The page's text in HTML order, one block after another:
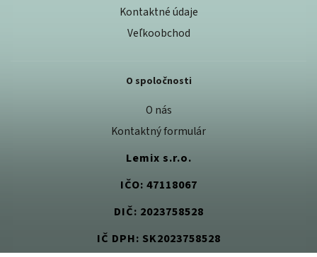
Kontaktné údaje
Veľkoobchod
O spoločnosti
O nás
Kontaktný formulár
Lemix s.r.o.
IČO: 47118067
DIČ: 2023758528
IČ DPH: SK2023758528